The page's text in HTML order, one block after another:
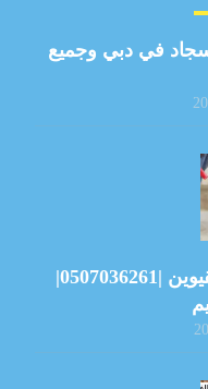
في دبي وجميع
شركة تعقيم منازل في ام القيوين |0507036261|